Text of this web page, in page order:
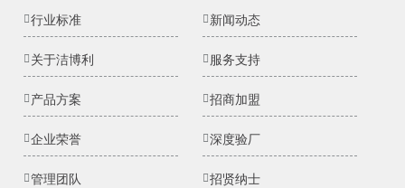
行业标准 新闻动态
关于洁博利 服务支持
产品方案 招商加盟
企业荣誉 深度验厂
管理团队 招贤纳士